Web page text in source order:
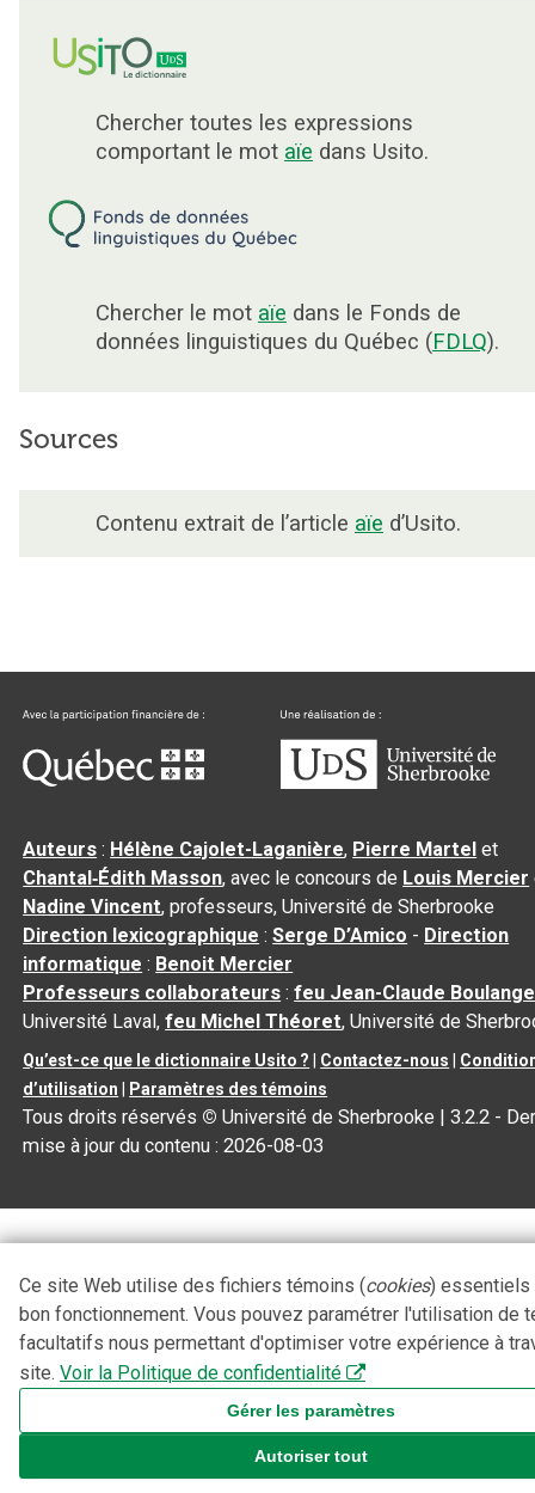
Chercher toutes les expressions
comportant le mot aïe dans Usito.
Chercher le mot aïe dans le Fonds de
données linguistiques du Québec (FDLQ).
Sources
Contenu extrait de l’article aïe d’Usito.
Auteurs : Hélène Cajolet-Laganière, Pierre Martel et
Chantal‑Édith Masson, avec le concours de Louis Mercier
Nadine Vincent, professeurs, Université de Sherbrooke
Direction lexicographique :Serge D’Amico - Direction
informatique : Benoit Mercier
Professeurs collaborateurs :feu Jean-Claude
Université Laval,feu Michel Théoret, Université de
Qu’est-ce que le dictionnaire Usito ? Contactez-nous
d’utilisation
Paramètres des témoins
Tous droits réservés © Université de Sherbrooke |3.2.2 -
mise à jour du contenu :2026-08-03
Ce site Web utilise des fichiers témoins (cookies) essentiels
bon fonctionnement. Vous pouvez paramétrer l'utilisation de
facultatifs nous permettant d'optimiser votre expérience à
site. Voir la Politique de confidentialité
Gérer les paramètres
Autoriser tout